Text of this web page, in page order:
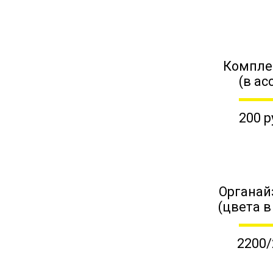
(в
200
(цвета